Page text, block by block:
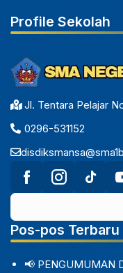
Profile Sekolah
Jl. Tentara Pelajar
0296-531152
Pos-pos Terbaru
📢 PENGUMUMAN